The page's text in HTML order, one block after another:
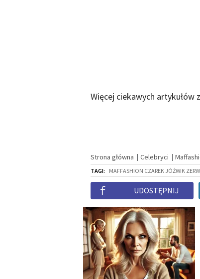
Więcej ciekawych artykułów
Strona główna Celebryci
TAGI: MAFFASHION CZAREK JÓŹWIK
UDOSTĘPNIJ